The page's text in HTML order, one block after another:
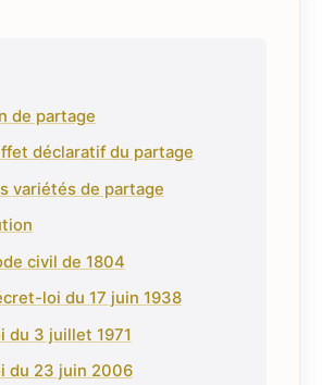
de partage
déclaratif du partage
variétés de partage
civil de 1804
loi du 17 juin 1938
du 3 juillet 1971
du 23 juin 2006